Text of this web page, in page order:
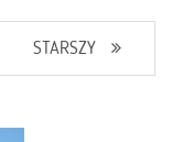
STARSZY